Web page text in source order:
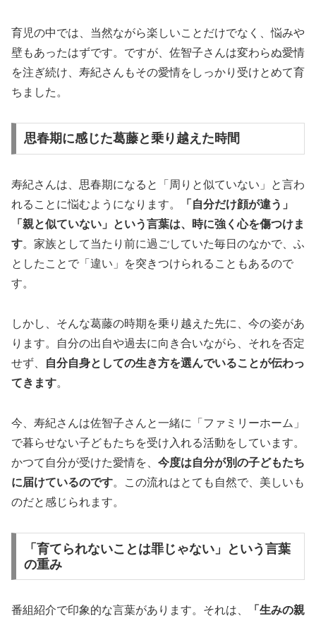
育児の中では、当然ながら楽しいことだけでなく、悩みや
壁もあったはずです。ですが、佐智子さんは変わらぬ愛情
を注ぎ続け、寿紀さんもその愛情をしっかり受けとめて育
ちました。
思春期に感じた葛藤と乗り越えた時間
寿紀さんは、思春期になると「周りと似ていない」と言わ
れることに悩むようになります。
「自分だけ顔が違う」
「親と似ていない」という言葉は、時に強く心を傷つけま
す。家族として当たり前に過ごしていた毎日のなかで、ふ
としたことで「違い」を突きつけられることもあるので
す。
しかし、そんな葛藤の時期を乗り越えた先に、今の姿があ
ります。自分の出自や過去に向き合いながら、それを否定
せず、
自分自身としての生き方を選んでいることが伝わっ
てきます。
今、寿紀さんは佐智子さんと一緒に「ファミリーホーム」
で暮らせない子どもたちを受け入れる活動をしています。
かつて自分が受けた愛情を、 今度は自分が別の子どもたち
に届けているのです。この流れはとても自然で、美しいも
のだと感じられます。
「育てられないことは罪じゃない」という言葉
の重み
番組紹介で印象的な言葉があります。それは、
「生みの親